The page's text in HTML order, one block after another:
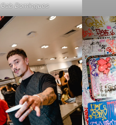
Gab Domingues